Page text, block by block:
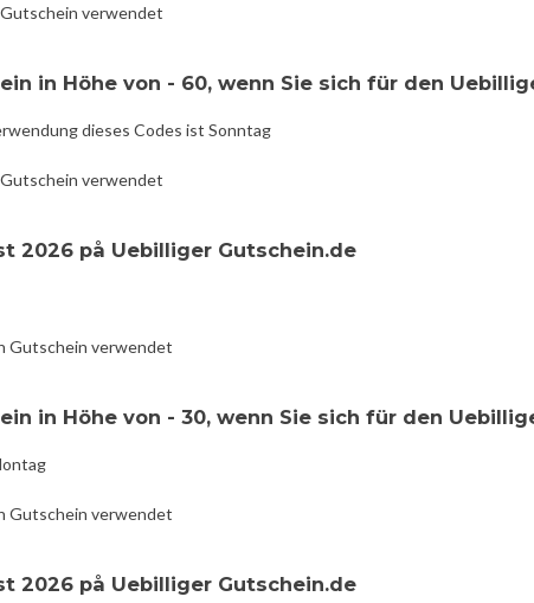
verwendet
in Höhe von - 60, wenn Sie sich für den
dieses Codes ist Sonntag
verwendet
2026 på Uebilliger Gutschein.de
Gutschein verwendet
in Höhe von - 30, wenn Sie sich für den
Gutschein verwendet
2026 på Uebilliger Gutschein.de